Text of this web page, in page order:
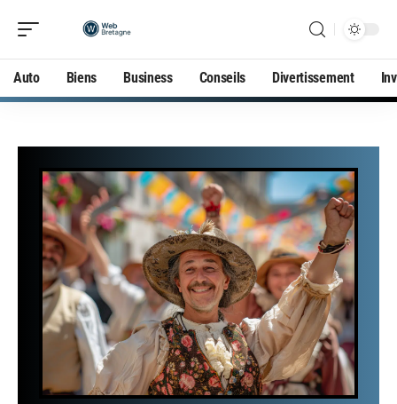
Auto Biens Business Conseils Divertissement